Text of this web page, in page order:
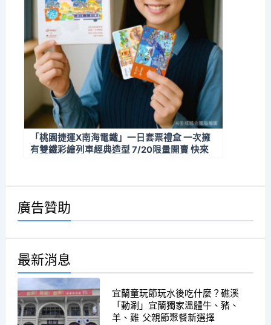
「桃園捷運X南海電鐵」一日套票禮盒 一次擁
有雙鐵彩繪列車經典造型 7/20限量開賣 快來
廣告贊助
最新消息
宜蘭童玩節玩水後吃什麼？礁溪
「動涮」宜蘭獨家溫體牛、豬、
羊、雞 父親節聚餐新選擇